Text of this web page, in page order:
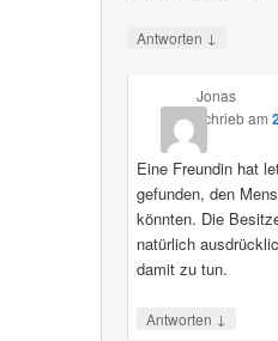
Antworten ↓
Jonas
schriebam
Eine Freundin hat
gefunden, den
könnten. Die
natürlich
damit zu tun.
Antworten ↓